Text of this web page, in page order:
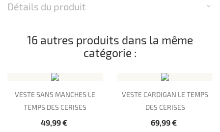
Détails du produit
16 autres produits dans la même
catégorie :
VESTE SANS MANCHES LE
TEMPS DES CERISES
Prix
49,99 €
VESTE CARDIGAN LE TEMPS
DES CERISES
Prix
69,99 €